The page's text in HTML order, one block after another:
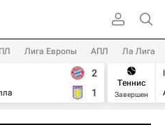
Лига Европы АПЛ Ла Лига
2
1
Теннис
Завершен